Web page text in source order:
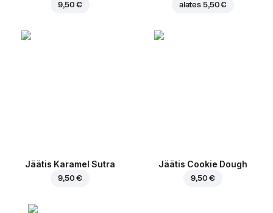
9,50 € alates 5,50 €
Jäätis Karamel Sutra
9,50 €
Jäätis Cookie Dough
9,50 €